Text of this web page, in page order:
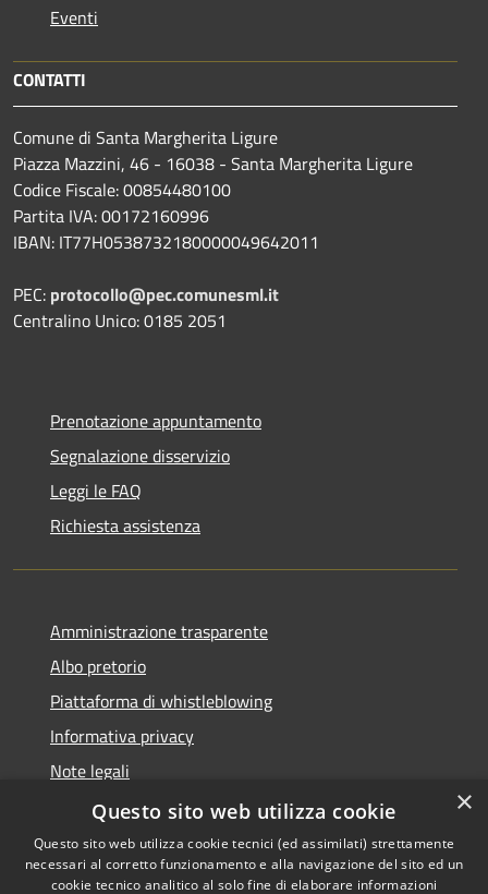
Eventi
CONTATTI
Comune di Santa Margherita Ligure
Piazza Mazzini, 46 - 16038 - Santa Margherita Ligure
Codice Fiscale: 00854480100
Partita IVA: 00172160996
IBAN: IT77H0538732180000049642011
PEC: protocollo@pec.comunesml.it
Centralino Unico: 0185 2051
Prenotazione appuntamento
Segnalazione disservizio
Leggi le FAQ
Richiesta assistenza
Amministrazione trasparente
Albo pretorio
Piattaforma di whistleblowing
Informativa privacy
Note legali
Dichiarazione di accessibilità
×
Questo sito web utilizza cookie
Questo sito web utilizza cookie tecnici (ed assimilati) strettamente
necessari al corretto funzionamento e alla navigazione del sito ed un
cookie tecnico analitico al solo fine di elaborare informazioni